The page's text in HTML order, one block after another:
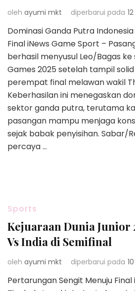
oleh ayumi mkt diperbarui pada
Dominasi Ganda Putra
Final iNews Game Sport –
berhasil menyusul Leo/Bagas ke
Games 2025 setelah tampil
perempat final melawan wakil
Keberhasilan ini menegaskan
sektor ganda putra, terutama
pasangan mampu menjaga
sejak babak penyisihan. Sabar/
percaya …
Sports
Kejuaraan Dunia Junior
Vs India di Semifinal
oleh ayumi mkt diperbarui pada
Pertarungan Sengit Menuju